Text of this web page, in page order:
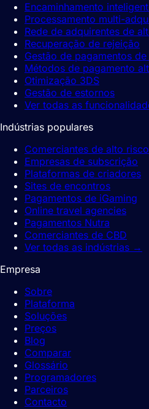
Encaminhamento
Processamento multi-
Rede de adquirentes de
Recuperação de rejeição
Gestão de pagamentos
Métodos de pagamento
Otimização 3DS
Gestão de estornos
Ver todas as
Indústrias populares
Comerciantes de alto risco
Empresas de subscrição
Plataformas de criadores
Sites de encontros
Pagamentos de iGaming
Online travel agencies
Pagamentos Nutra
Comerciantes de CBD
Ver todas as indústrias →
Empresa
Sobre
Plataforma
Soluções
Preços
Blog
Comparar
Glossário
Programadores
Parceiros
Contacto